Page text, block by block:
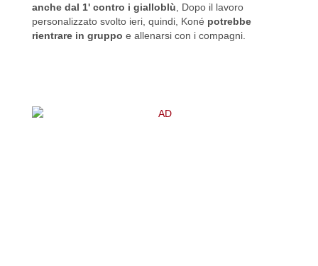
anche dal 1' contro i gialloblù, Dopo il lavoro
personalizzato svolto ieri, quindi, Koné potrebbe
rientrare in gruppo e allenarsi con i compagni.